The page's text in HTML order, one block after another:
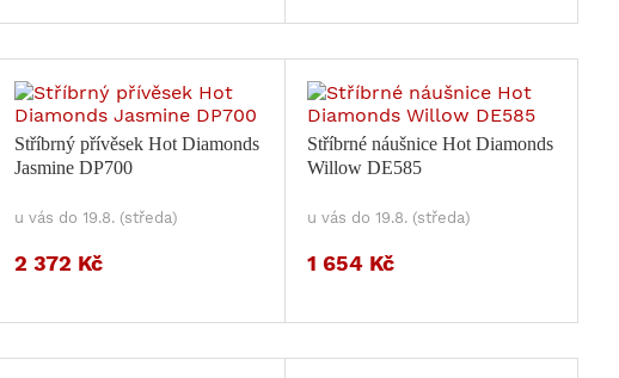
Stříbrný přívěsek Hot Diamonds
Jasmine DP700
u vás do 19.8. (středa)
2 372 Kč
Stříbrné náušnice Hot Diamonds
Willow DE585
u vás do 19.8. (středa)
1 654 Kč